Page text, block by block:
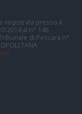
registrata presso il
2014 al n° 146
di Pescara n°